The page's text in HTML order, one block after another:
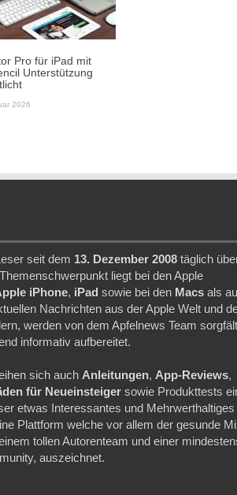
Pro für iPad mit
Unterstützung
2026
seit dem 13. Dezember 2008 täglich
liegt bei den Apple
iPhone, iPad sowie bei den Macs als
Nachrichten aus der Apple Welt und
werden von dem Apfelnews Team
informativ aufbereitet.
sich auch Anleitungen, App-Reviews,
für Neueinsteiger sowie Produkttests
etwas Interessantes und Mehrwerthaltiges
Plattform welche vor allem der gesunde
tollen Autorenteam und einer
auszeichnet.